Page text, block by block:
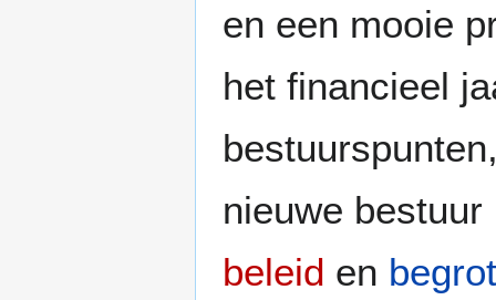
en een mooie
het financieel
nieuwe
beleid en